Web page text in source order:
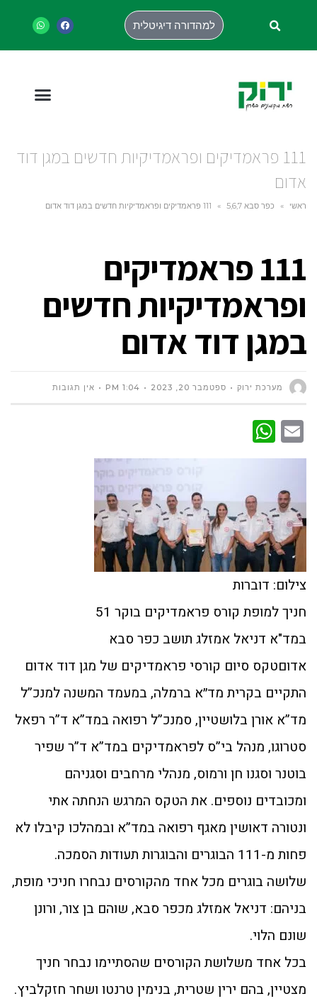
למהדורה דיגיטלית
111 פראמדיקים ופראמדיקיות חדשים במגן דוד
אדום
ראשי » כפר סבא 5,6,7 » 111 פראמדיקים ופראמדיקיות חדשים במגן דוד אדום
111 פראמדיקים
ופראמדיקיות חדשים
במגן דוד אדום
מערכת ירוק ספטמבר 20, 2023 1:04 PM אין תגובות
Email
צילום: דוברות
חניך למופת קורס פראמדיקים בוקר 51
במד"א דניאל אמזלג תושב כפר סבא
אדוםטקס סיום קורסי פראמדיקים של מגן דוד אדום
התקיים בקרית מד״א ברמלה, במעמד המשנה למנכ”ל
מד”א אורן בלושטיין, סמנכ”ל רפואה במד”א ד”ר רפאל
סטרוגו, מנהל בי”ס לפראמדיקים במד”א ד”ר שפיר
בוטנר וסגנו חן ורמוס, מנהלי מרחבים וסגניהם
ומכובדים נוספים. את הטקס המרגש הנחתה אתי
ונטורה דאושין מאגף רפואה במד”א ובמהלכו קיבלו לא
פחות מ-111 הבוגרים והבוגרות תעודות הסמכה.
שלושה בוגרים מכל אחד מהקורסים נבחרו חניכי מופת,
בניהם: דניאל אמזלג מכפר סבא, שוהם בן צור, ורונן
שונם הלוי.
בכל אחד משלושת הקורסים שהסתיימו נבחר חניך
מצטיין, בהם ירין שטרית, בנימין טרנטו ושחר חזקלביץ.